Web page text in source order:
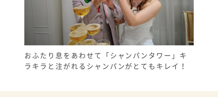
おふたり息をあわせて「シャンパンタワー」キ
ラキラと注がれるシャンパンがとてもキレイ！